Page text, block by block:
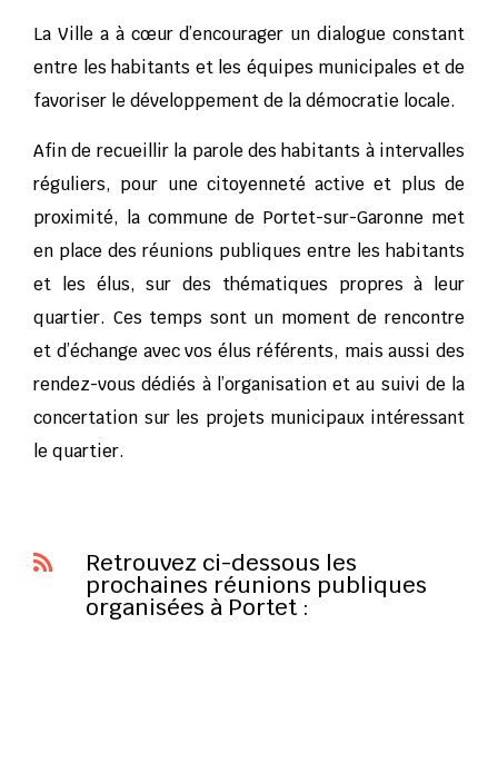
La Ville a à cœur d’encourager un dialogue constant
entre les habitants et les équipes municipales et de
favoriser le développement de la démocratie locale.
Afin de recueillir la parole des habitants à intervalles
réguliers, pour une citoyenneté active et plus de
proximité, la commune de Portet-sur-Garonne met
en place des réunions publiques entre les habitants
et les élus, sur des thématiques propres à leur
quartier. Ces temps sont un moment de rencontre
et d’échange avec vos élus référents, mais aussi des
rendez-vous dédiés à l’organisation et au suivi de la
concertation sur les projets municipaux intéressant
le quartier.
 Retrouvez ci-dessous les
prochaines réunions publiques
organisées à Portet :